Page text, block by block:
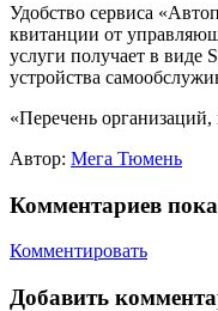
Удобство сервиса
квитанции от
услуги получает в виде
устройства
«Перечень
Автор: Мега Тюмень
Комментариев
Комментировать
Добавить